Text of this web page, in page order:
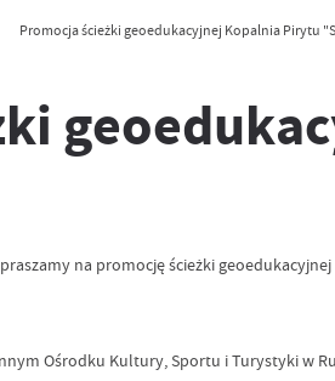
Promocja ścieżki geoedukacyjnej Kopalnia Pirytu
na promocję ścieżki geoedukacyjnej
Ośrodku Kultury, Sportu i Turystyki w